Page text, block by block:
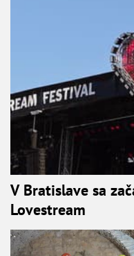
V Bratislave sa
Lovestream